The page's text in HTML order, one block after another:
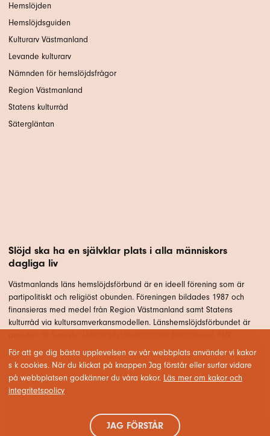
Hemslöjden
Hemslöjdsguiden
Kulturarv Västmanland
Levande kulturarv
Nämnden för hemslöjdsfrågor
Region Västmanland
Statens kulturråd
Sätergläntan
Slöjd ska ha en självklar plats i alla människors
dagliga liv
Västmanlands läns hemslöjdsförbund är en ideell förening som är
partipolitiskt och religiöst obunden. Föreningen bildades 1987 och
finansieras med medel från Region Västmanland samt Statens
kulturråd via kultursamverkansmodellen. Länshemslöjdsförbundet är
För att ge dig bästa upplevelsen av vår webbplats använder vi kakor
s k cookies. När du klickat på knappen Jag förstår eller surfar vidare
på webbplatsen godkänner du våra kakor. Läs mer om kakor och
integritetspolicy
JAG FÖRSTÅR